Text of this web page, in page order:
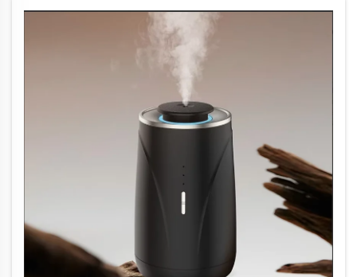
kung paano mapapanatili ang kasiyahan ng
mga customer sa mga tindahan o restawran.